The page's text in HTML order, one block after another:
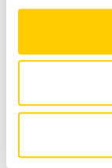
Stugor 2-4
Mysiga